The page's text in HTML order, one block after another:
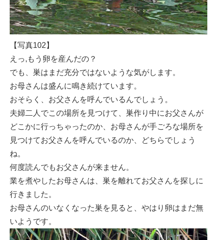
【写真102】
えっ,もう卵を産んだの？
でも、巣はまだ充分ではないような気がします。
お母さんは盛んに鳴き続けています。
おそらく、お父さんを呼んでいるんでしょう。
夫婦二人でこの場所を見つけて、巣作り中にお父さんが
どこかに行っちゃったのか、お母さんが手ごろな場所を
見つけてお父さんを呼んでいるのか、どちらでしょう
ね。
何度読んでもお父さんが来ません。
業を煮やしたお母さんは、巣を離れてお父さんを探しに
行きました。
お母さんのいなくなった巣を見ると、やはり卵はまだ無
いようです。